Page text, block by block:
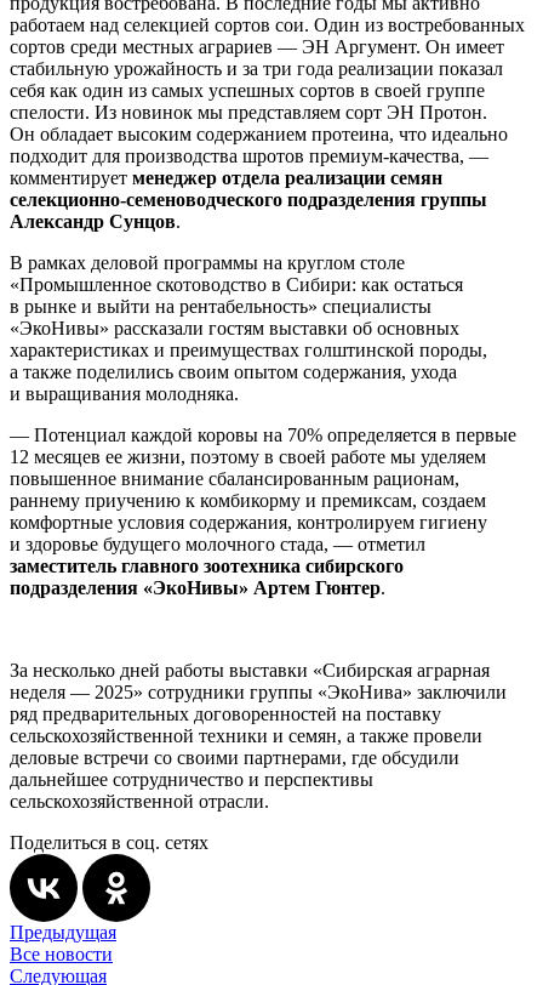
работаем над селекцией сортов сои. Один из востребованных
сортов среди местных аграриев — ЭН Аргумент. Он имеет
стабильную урожайность и за три года реализации показал
себя как один из самых успешных сортов в своей группе
спелости. Из новинок мы представляем сорт ЭН Протон.
Он обладает высоким содержанием протеина, что идеально
подходит для производства шротов премиум-качества, —
комментирует менеджер отдела реализации семян
селекционно-семеноводческого подразделения группы
Александр Сунцов.
В рамках деловой программы на круглом столе
«Промышленное скотоводство в Сибири: как остаться
в рынке и выйти на рентабельность» специалисты
«ЭкоНивы» рассказали гостям выставки об основных
характеристиках и преимуществах голштинской породы,
а также поделились своим опытом содержания, ухода
и выращивания молодняка.
— Потенциал каждой коровы на 70% определяется в первые
12 месяцев ее жизни, поэтому в своей работе мы уделяем
повышенное внимание сбалансированным рационам,
раннему приучению к комбикорму и премиксам, создаем
комфортные условия содержания, контролируем гигиену
и здоровье будущего молочного стада, — отметил
заместитель главного зоотехника сибирского
подразделения «ЭкоНивы» Артем Гюнтер.
За несколько дней работы выставки «Сибирская аграрная
неделя — 2025» сотрудники группы «ЭкоНива» заключили
ряд предварительных договоренностей на поставку
сельскохозяйственной техники и семян, а также провели
деловые встречи со своими партнерами, где обсудили
дальнейшее сотрудничество и перспективы
сельскохозяйственной отрасли.
Поделиться в соц. сетях
Предыдущая
Все новости
Следующая